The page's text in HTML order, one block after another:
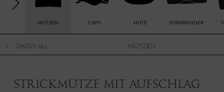
MÜTZEN CAPS HÜTE STIRNBÄNDER
SHOW ALL MÜTZEN
Strickmütze mit Aufschlag